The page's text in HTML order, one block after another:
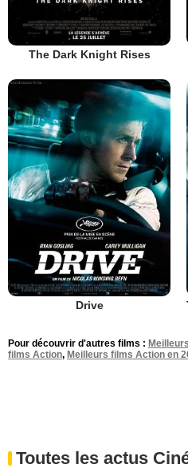
The Dark Knight Rises
Drive
Pour découvrir d'autres films :
films Action, Meilleurs films Action en
Toutes les actus